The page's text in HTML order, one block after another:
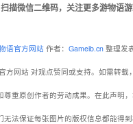
扫描微信二维码，关注更多游物语
语官方网站 作者：Gameib.cn 整理发
方网站 对观点赞同或支持。如需转载
尊重原创作者的劳动成果。在此声明
无法保证每张图片的版权信息都能得